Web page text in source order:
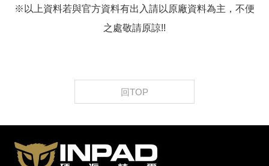
※以上資料若與官方資料有出入請以原廠資料為主，不便
之處敬請原諒!!
回TOP